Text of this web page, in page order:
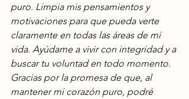
puro. Limpia mis pensamientos y
motivaciones para que pueda verte
claramente en todas las áreas de mi
vida. Ayúdame a vivir con integridad y a
buscar tu voluntad en todo momento.
Gracias por la promesa de que, al
mantener mi corazón puro, podré